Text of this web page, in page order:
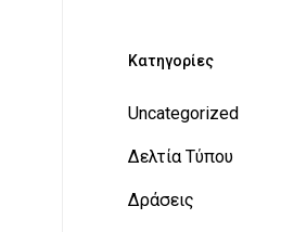
Kατηγορίες
Uncategorized
Δελτία Τύπου
Δράσεις